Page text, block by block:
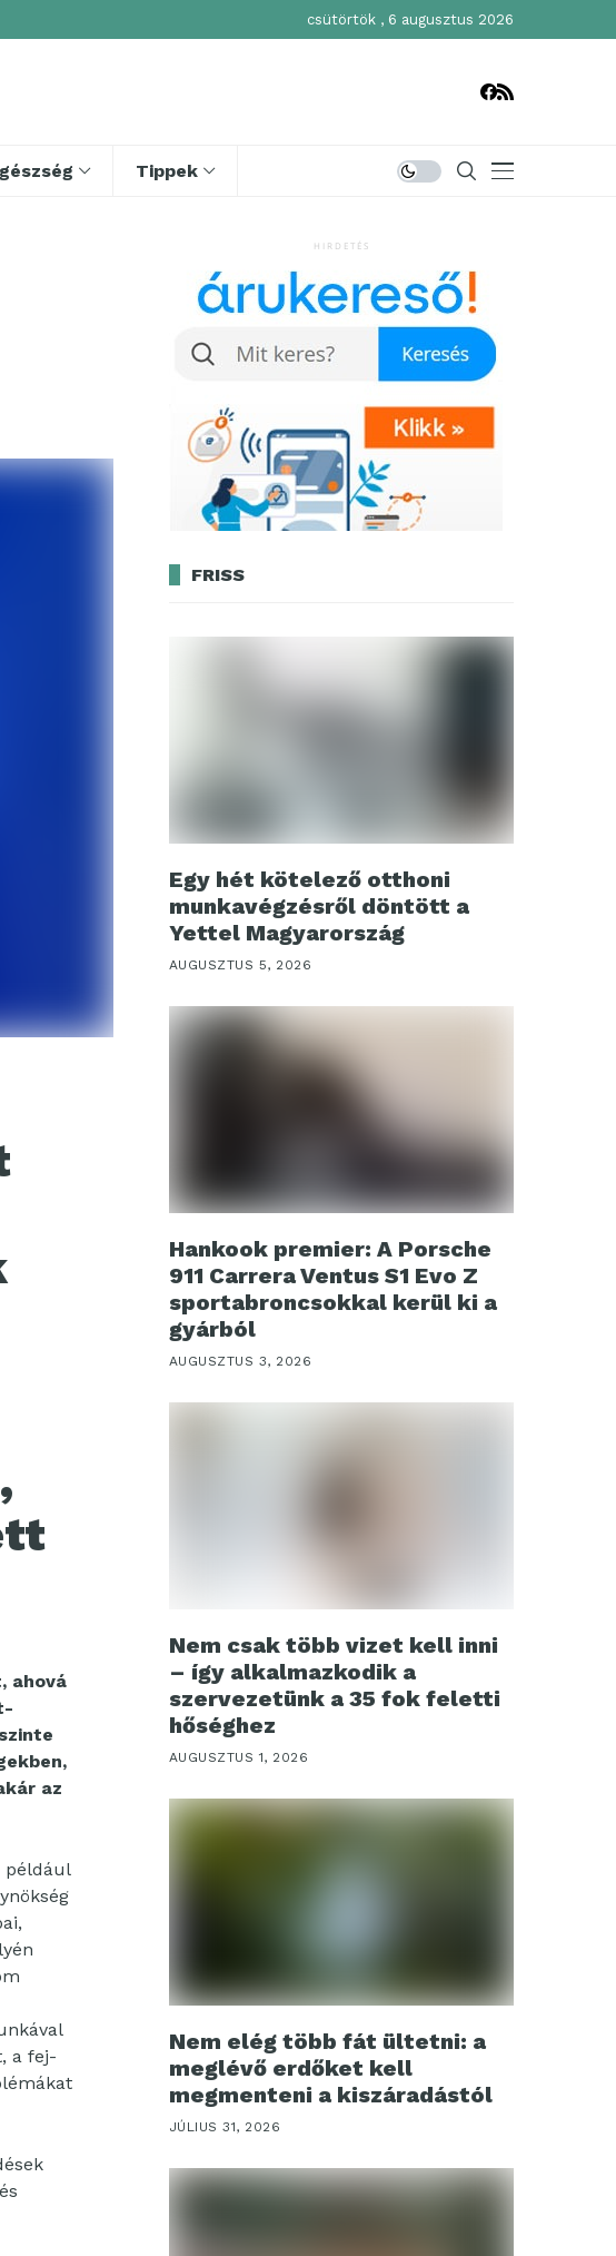
csütörtök , 6 augusztus 2026
Tippek
ahová
az
például
a fej-
HIRDETÉS
FRISS
Egy hét kötelező otthoni
munkavégzésről döntött a
Yettel Magyarország
AUGUSZTUS 5, 2026
Hankook premier: A Porsche
911 Carrera Ventus S1 Evo Z
sportabroncsokkal kerül ki a
gyárból
AUGUSZTUS 3, 2026
Nem csak több vizet kell inni
– így alkalmazkodik a
szervezetünk a 35 fok feletti
hőséghez
AUGUSZTUS 1, 2026
Nem elég több fát ültetni: a
meglévő erdőket kell
megmenteni a kiszáradástól
JÚLIUS 31, 2026